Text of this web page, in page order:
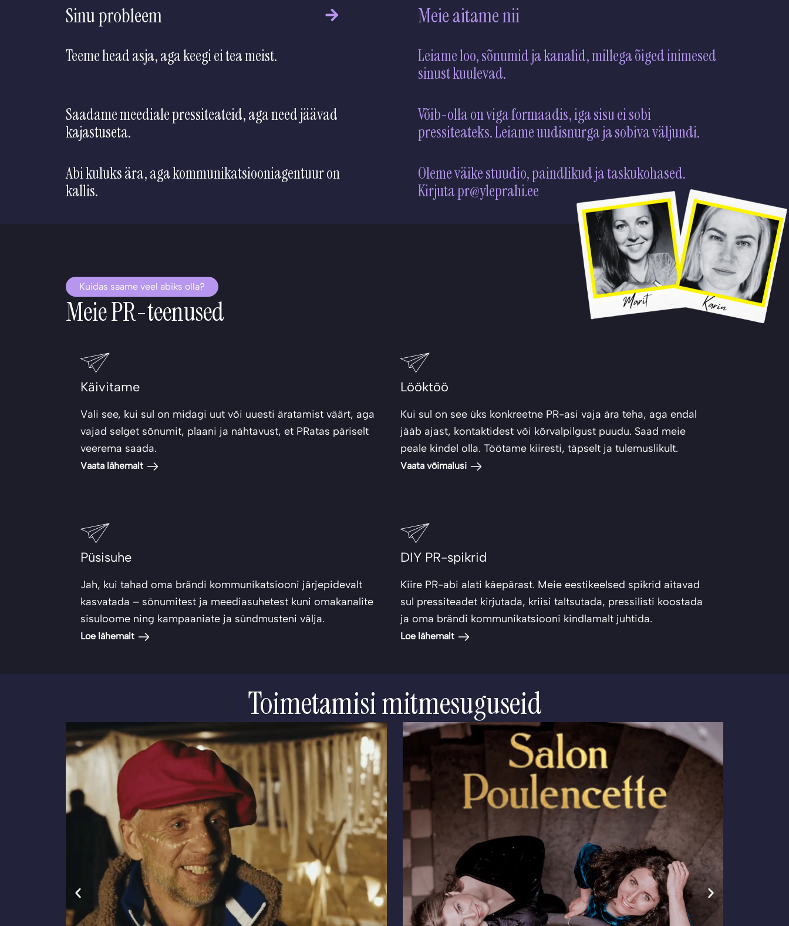
Sinu probleem Meie aitame nii
Teeme head asja, aga keegi ei tea meist.
Leiame loo, sõnumid ja kanalid, millega õiged inimesed
sinust
Saadame meediale pressiteateid, aga need jäävad
kajastuseta.
Võib-olla on viga formaadis, iga sisu ei sobi
pressiteateks. Leiame uudisnurga ja sobiva välju
Abi kuluks ära, aga kommunikatsiooniagentuur on
kallis.
Oleme väike stuudio, paindlikud ja taskukohased.
Kirjuta pr@yleprahi.ee
Kuidas saame veel abiks olla?
Meie PR-teenused
Käivitame
Vali see, kui sul on midagi uut või uuesti äratamist väärt, aga
vajad selget sõnumit, plaani ja nähtavust, et PRatas päriselt
veerema saada.
Vaata lähemalt
Lööktöö
Kui sul on see üks konkreetne PR-asi vaja ära teha, aga endal
jääb ajast, kontaktidest või kõrvalpilgust puudu. Saad meie
peale kindel olla. Töötame kiiresti, täpselt ja tulemuslikult.
Vaata võimalusi
Püsisuhe
Jah, kui tahad oma brändi kommunikatsiooni järjepidevalt
kasvatada – sõnumitest ja meediasuhetest kuni omakanalite
sisuloome ning kampaaniate ja sündmusteni välja.
Loe lähemalt
DIY PR-spikrid
Kiire PR-abi alati käepärast. Meie eestikeelsed spikrid aitavad
sul pressiteadet kirjutada, kriisi taltsutada, pressilisti koostada
ja oma brändi kommunikatsiooni kindlamalt juhtida.
Loe lähemalt
Toimetamisi mitmesuguseid